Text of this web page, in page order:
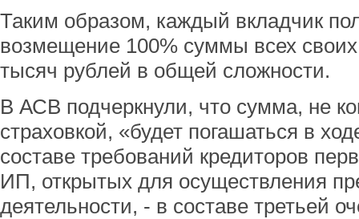
Таким образом, каждый вкладчик
возмещение 100% суммы всех
тысяч рублей в общей сложности.
В АСВ подчеркнули, что сумма, не
страховкой, «будет погашаться в
составе требований кредиторов
ИП, открытых для осуществления
деятельности, - в составе третьей